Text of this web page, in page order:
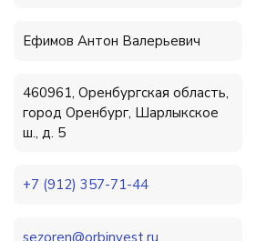
Ефимов Антон Валерьевич
460961, Оренбургская область,
город Оренбург, Шарлыкское
ш., д. 5
+7 (912) 357-71-44